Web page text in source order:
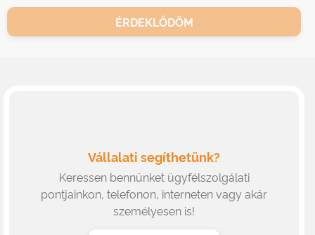
ÉRDEKLŐDÖM
Vállalati segíthetünk?
Keressen bennünket ügyfélszolgálati
pontjainkon, telefonon, interneten vagy akár
személyesen is!